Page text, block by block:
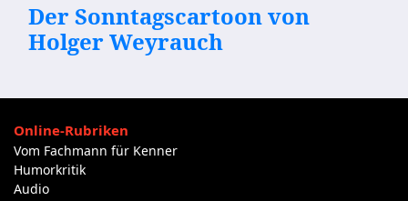
Der Sonntagscartoon von
Holger Weyrauch
Online-Rubriken
Vom Fachmann für Kenner
Humorkritik
Audio